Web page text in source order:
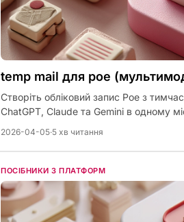
temp mail для poe
Створіть обліковий запис Poe з
ChatGPT, Claude та Gemini в одному
2026-04-05·5 хв читання
ПОСІБНИКИ З ПЛАТФОРМ